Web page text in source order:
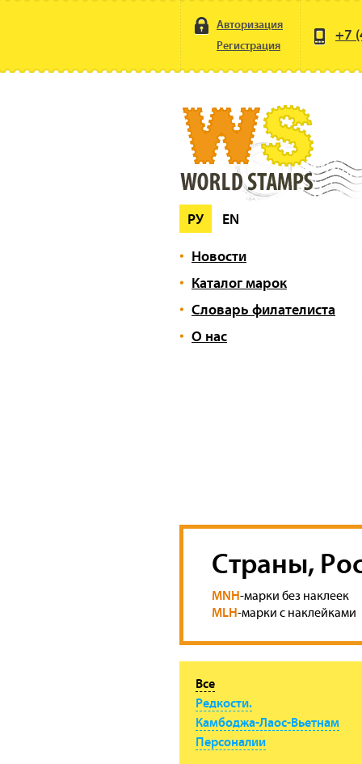
Авторизация
Регистрация
+7
РУ
EN
Новости
Каталог марок
Словарь филателиста
О нас
Страны,
MNH-марки без наклеек
MLH-марки с наклейками
Все
Редкости.
Камбоджа-Лаос-Вьетнам
Персоналии